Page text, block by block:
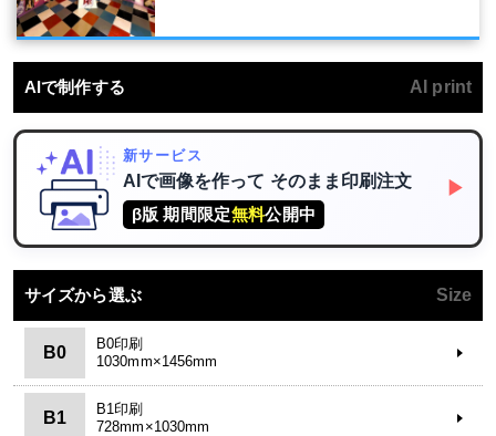
AIで制作する AI print
新サービス
AIで画像を作って そのまま印刷注文
β版 期間限定無料公開中
▶
サイズから選ぶ Size
B0
B0印刷
1030mm×1456mm
B1
B1印刷
728mm×1030mm